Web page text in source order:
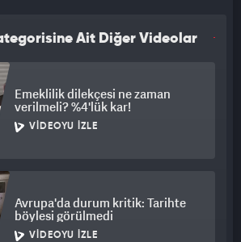
10,9 arttı,
10,4 azaldı.
düşüşün yem maliyetleri, iklim
değişimle ilgili olabileceğini
etkisiyle açıklanıyor.
Ait Diğer Videolar
Emeklilik dilekçesi ne zaman
verilmeli? %4'lük kar!
VIDEOYU İZLE
Avrupa'da durum kritik: Tarihte
böylesi görülmedi
VIDEOYU İZLE